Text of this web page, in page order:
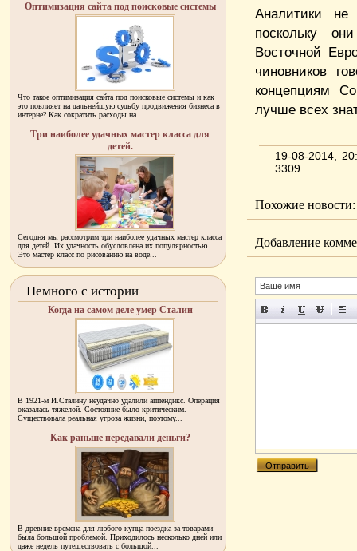
Аналитики не
поскольку
Восточной
чиновников
концепциям
лучше всех
19-08-2014,
3309
Похожие новости:
Добавление
Оптимизация сайта под поисковые системы
Что такое оптимизация сайта под поисковые системы и как
это повлияет на дальнейшую судьбу продвижения бизнеса в
интерне? Как сократить расходы на...
Три наиболее удачных мастер класса для
детей.
Сегодня мы рассмотрим три наиболее удачных мастер класса
для детей. Их удачность обусловлена их популярностью.
Это мастер класс по рисованию на воде...
Немного с истории
Когда на самом деле умер Сталин
В 1921-м И.Сталину неудачно удалили аппендикс. Операция
оказалась тяжелой. Состояние было критическим.
Существовала реальная угроза жизни, поэтому...
Как раньше передавали деньги?
В древние времена для любого купца поездка за товарами
была большой проблемой. Приходилось несколько дней или
даже недель путешествовать с большой...